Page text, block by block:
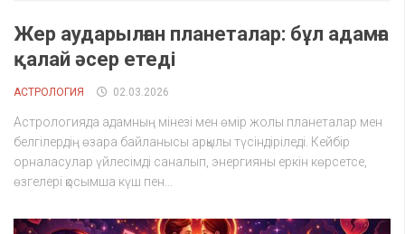
Жер аударылған планеталар: бұл адамға
қалай әсер етеді
АСТРОЛОГИЯ 02.03.2026
Астрологияда адамның мінезі мен өмір жолы планеталар мен
белгілердің өзара байланысы арқылы түсіндіріледі. Кейбір
орналасулар үйлесімді саналып, энергияны еркін көрсетсе,
өзгелері қосымша күш пен...